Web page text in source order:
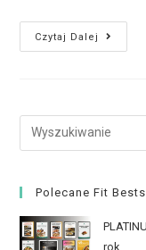
Czytaj Dalej
Polecane Fit
rok